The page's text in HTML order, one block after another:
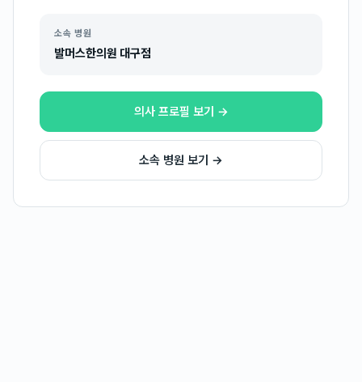
소속 병원
발머스한의원 대구점
의사 프로필 보기 →
소속 병원 보기 →